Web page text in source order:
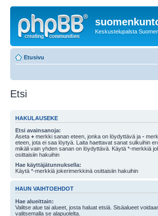
Keskustelupalsta
Etusivu
Etsi
HAKULAUSEKE
Etsi avainsanoja:
Aseta + merkki sanan eteen, jonka on löydyttävä ja -
eteen, jota ei saa löytyä. Laita haettavat sanat sulkuihin
mikäli vain yhden sanan on löydyttävä. Käytä *-merkkiä
osittaisiin hakuihin
Hae käyttäjätunnuksella:
Käytä *-merkkiä jokerimerkkinä osittaisiin hakuihin
HAUN VAIHTOEHDOT
Hae alueittain:
Valitse alue tai alueet, josta haluat etsiä. Sisäalueet
valitsemalla se alapuolelta.